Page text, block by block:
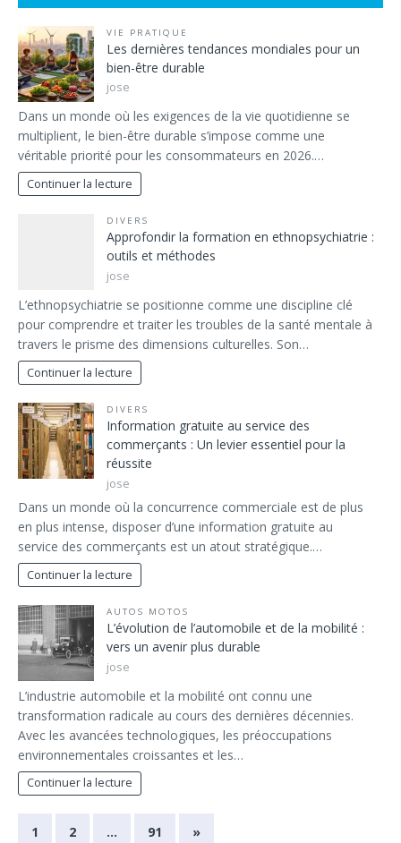
VIE PRATIQUE
Les dernières tendances mondiales pour un
bien-être durable
jose
Dans un monde où les exigences de la vie quotidienne se
multiplient, le bien-être durable s’impose comme une
véritable priorité pour les consommateurs en 2026.…
Continuer la lecture
DIVERS
Approfondir la formation en ethnopsychiatrie :
outils et méthodes
jose
L’ethnopsychiatrie se positionne comme une discipline clé
pour comprendre et traiter les troubles de la santé mentale à
travers le prisme des dimensions culturelles. Son…
Continuer la lecture
DIVERS
Information gratuite au service des
commerçants : Un levier essentiel pour la
réussite
jose
Dans un monde où la concurrence commerciale est de plus
en plus intense, disposer d’une information gratuite au
service des commerçants est un atout stratégique.…
Continuer la lecture
AUTOS MOTOS
L’évolution de l’automobile et de la mobilité :
vers un avenir plus durable
jose
L’industrie automobile et la mobilité ont connu une
transformation radicale au cours des dernières décennies.
Avec les avancées technologiques, les préoccupations
environnementales croissantes et les…
Continuer la lecture
1 2 … 91 »